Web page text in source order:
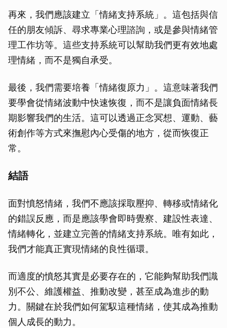
再來，我們應該建立「情緒支持系統」。這包括與信
任的朋友傾訴、尋求專業心理諮詢，或是參與情緒管
理工作坊等。這些支持系統可以幫助我們更有效地處
理情緒，而不是獨自承受。
最後，我們需要培養「情緒復原力」。這意味著我們
要學會從情緒波動中快速恢復，而不是讓負面情緒長
期影響我們的生活。這可以透過正念冥想、運動、藝
術創作等方式來撫慰內心受傷的地方，從而恢復正
常。
結語
面對憤怒情緒，我們不應該採取壓抑、轉移或情緒化
的錯誤反應，而是應該學會即時覺察、建設性表達、
情緒轉化，並建立完善的情緒支持系統。唯有如此，
我們才能真正實現情緒的良性循環。
而適度的憤怒其實是必要存在的，它能夠幫助我們識
別不公、維護權益、推動改變，甚至成為進步的動
力。關鍵在於我們如何駕馭這種情緒，使其成為推動
個人成長的動力。